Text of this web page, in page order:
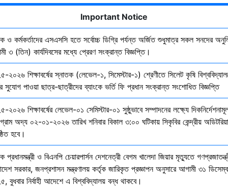
Important Notice
ও কর্মকর্তাদের এসএসসি হতে সর্বোচ্চ ডিগ্রি পর্যন্ত অর্জিত শুধুমাত্র সকল সনদের
৩ (তিন) কার্যদিবসের মধ্যে প্রেরণ সংক্রান্ত বিজ্ঞপ্তি।
২০২৬ শিক্ষাবর্ষের স্নাতক (লেভেল-১, সিমেস্টার-১) শ্রেণীতে সিলেট কৃষি
সুযোগ পাওয়া ছাত্র-ছাত্রীদের ব্যাংকে ভর্তি ফি প্রধান সংক্রান্ত সংশোধিত বিজ্ঞপ্তি
২০২৬ শিক্ষাবর্ষের লেভেল-০১ সেমিস্টার-০১ সুষ্ঠুভাবে সম্পাদনের লক্ষ্যে
অদ্য ০২-০১-২০২৬ তারিখ শনিবার বিকাল ৩:০০ ঘটিকায় সিকৃবির কেন্দ্রীয়
হবে।
প্রধানমন্ত্রী ও বিএনপি চেয়ারপার্সন দেশনেত্রী বেগম খালেদা জিয়ার মৃত্যুতে
সরকার, জনপ্রশাসন মন্ত্রণালয় কর্তৃক জারিকৃত প্রজ্ঞাপন অনুসারে আগামী ৩১
বুধবার নির্বাহী আদেশে এ বিশ্ববিদ্যালয় বন্ধ থাকবে।